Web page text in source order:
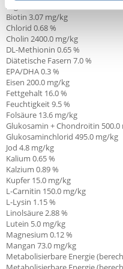
Arginin 1.54 %
Biotin 3.07 mg/kg
Chlorid 0.68 %
Cholin 2400.0 mg/kg
DL-Methionin 0.65 %
Diätetische Fasern 7.0 %
EPA/DHA0.3 %
Eisen 200.0 mg/kg
Fettgehalt 16.0 %
Feuchtigkeit 9.5 %
Folsäure 13.6 mg/kg
Glukosamin + Chondroitin 500.0
Glukosaminchlorid 495.0 mg/kg
Jod 4.8 mg/kg
Kalium 0.65 %
Kalzium 0.89 %
Kupfer 15.0 mg/kg
L-Carnitin 150.0 mg/kg
L-Lysin 1.15 %
Linolsäure2.88 %
Lutein 5.0 mg/kg
Magnesium 0.12 %
Mangan 73.0 mg/kg
Metabolisierbare Energie